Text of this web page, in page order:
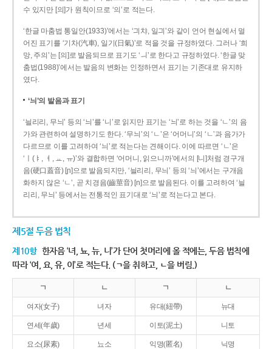
수 있지만 [의]가 원칙이므로 ‘의’로 적는다.
‘한글 마춤법 통일안(1933)’에서는 ‘긔챠, 일긔’와 같이 언어 현실에서 멀
어진 표기를 ‘기차(汽車), 일기(日氣)’로 적을 것을 규정하였다. 그러나 ‘희
망, 주의’는 [의]로 발음되므로 표기도 ‘ㅢ’로 한다고 규정하였다. ‘한글 맞
춤법(1988)’에서는 발음의 변화는 인정하면서 표기는 기존대로 유지하
였다.
‘늬’의 발음과 표기
‘늴리리, 무늬’ 등의 ‘늬’를 ‘니’로 읽지만 표기는 ‘늬’로 하는 것을 ‘ㄴ’의 음
가와 관련하여 설명하기도 한다. ‘무늬’의 ‘ㄴ’은 ‘어머니’의 ‘ㄴ’과 음가가
다르므로 이를 고려하여 ‘늬’로 적는다는 견해이다. 이에 따르면 ‘ㄴ’은
‘ㅣ(ㅑ, ㅕ, ㅛ, ㅠ)’와 결합하면 ‘어머니, 읽으니까’에서의 [니]처럼 경구개
음(硬口蓋音) [ɲ]으로 발음되지만, ‘늴리리, 무늬’ 등의 ‘늬’에서는 구개음
화하지 않은 ‘ㄴ’, 곧 치경음(齒莖音) [n]으로 발음된다. 이를 고려하여 ‘늴
리리, 무늬’ 등에서는 전통적인 표기대로 ‘늬’로 적는다고 본다.
제5절 두음 법칙
제10항 한자음 ‘녀, 뇨, 뉴, 니’가 단어 첫머리에 올 적에는, 두음 법칙에
따라 ‘여, 요, 유, 이’로 적는다. (ㄱ을 취하고, ㄴ을 버림.)
ㄱ ㄴ ㄱ ㄴ
여자(女子) 녀자 유대(紐帶) 뉴대
연세(年歲) 년세 이토(泥土) 니토
요소(尿素) 뇨소 익명(匿名) 닉명